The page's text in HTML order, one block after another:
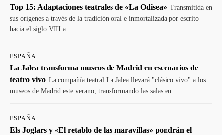
Top 15: Adaptaciones teatrales de «La Odisea» Transmitida en
sus orígenes a través de la tradición oral e inmortalizada por escrito
hacia el siglo VIII a....
ESPAÑA
La Jalea transforma museos de Madrid en escenarios de
teatro vivo La compañía teatral La Jalea llevará "clásico vivo" a los
museos de Madrid este verano, transformando las salas en...
ESPAÑA
Els Joglars y «El retablo de las maravillas» pondrán el